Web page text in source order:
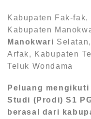
Kabupaten Fak-
Kabupaten
Manokwari
Arfak, Kabupaten
Teluk Wondama
Peluang
Studi (Prodi) S1
berasal dari